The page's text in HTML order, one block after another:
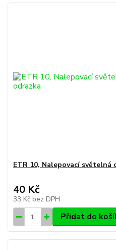
ETR 10, Nalepovací světelná
40 Kč
33 Kč bez DPH
Přidat do